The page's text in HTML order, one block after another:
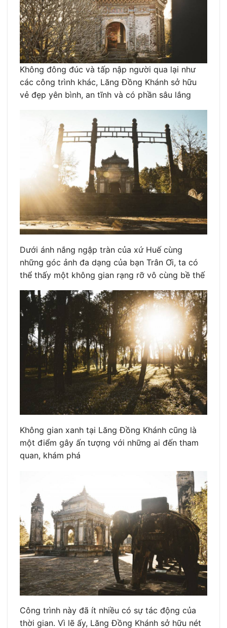
Không đông đúc và tấp nập người qua lại như
các công trình khác, Lăng Đồng Khánh sở hữu
vẻ đẹp yên bình, an tĩnh và có phần sâu lắng
Dưới ánh nắng ngập tràn của xứ Huế cùng
những góc ảnh đa dạng của bạn Trân Ơi, ta có
thể thấy một không gian rạng rỡ vô cùng bề thế
Không gian xanh tại Lăng Đồng Khánh cũng là
một điểm gây ấn tượng với những ai đến tham
quan, khám phá
Công trình này đã ít nhiều có sự tác động của
thời gian. Vì lẽ ấy, Lăng Đồng Khánh sở hữu nét